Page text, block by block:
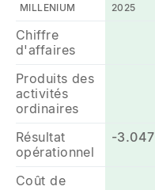
MILLENIUM 2025
Chiffre
d'affaires
Produits des
activités
ordinaires
Résultat
opérationnel
-3.047
Coût de